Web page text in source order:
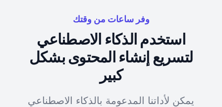
وفر ساعات من وقتك
استخدم الذكاء الاصطناعي
لتسريع إنشاء المحتوى بشكل
كبير
يمكن لأداتنا المدعومة بالذكاء الاصطناعي